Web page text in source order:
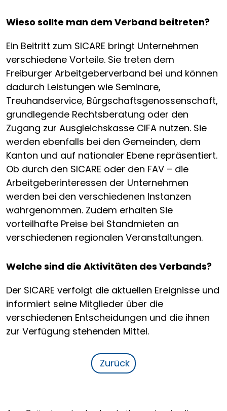
Wieso sollte man dem Verband beitreten?
Ein Beitritt zum SICARE bringt Unternehmen
verschiedene Vorteile. Sie treten dem
Freiburger Arbeitgeberverband bei und können
dadurch Leistungen wie Seminare,
Treuhandservice, Bürgschaftsgenossenschaft,
grundlegende Rechtsberatung oder den
Zugang zur Ausgleichskasse CIFA nutzen. Sie
werden ebenfalls bei den Gemeinden, dem
Kanton und auf nationaler Ebene repräsentiert.
Ob durch den SICARE oder den FAV – die
Arbeitgeberinteressen der Unternehmen
werden bei den verschiedenen Instanzen
wahrgenommen. Zudem erhalten Sie
vorteilhafte Preise bei Standmieten an
verschiedenen regionalen Veranstaltungen.
Welche sind die Aktivitäten des Verbands?
Der SICARE verfolgt die aktuellen Ereignisse und
informiert seine Mitglieder über die
verschiedenen Entscheidungen und die ihnen
zur Verfügung stehenden Mittel.
Zurück